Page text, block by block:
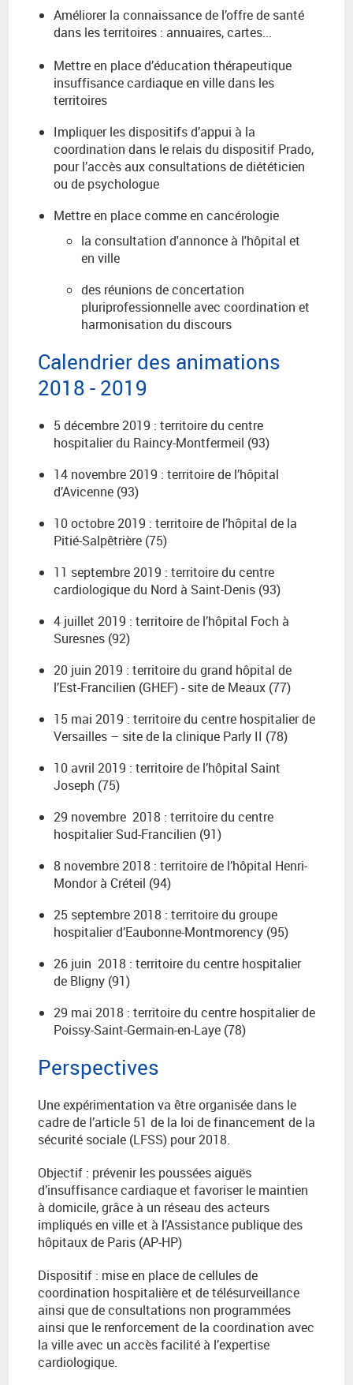
Améliorer la connaissance de l’offre de santé
dans les territoires : annuaires, cartes...
Mettre en place d’éducation thérapeutique
insuffisance cardiaque en ville dans les
territoires
Impliquer les dispositifs d’appui à la
coordination dans le relais du dispositif Prado,
pour l’accès aux consultations de diététicien
ou de psychologue
Mettre en place comme en cancérologie
la consultation d'annonce à l'hôpital et
en ville
des réunions de concertation
pluriprofessionnelle avec coordination et
harmonisation du discours
Calendrier des animations
2018 - 2019
5 décembre 2019 : territoire du centre
hospitalier du Raincy-Montfermeil (93)
14 novembre 2019 : territoire de l’hôpital
d’Avicenne (93)
10 octobre 2019 : territoire de l’hôpital de la
Pitié-Salpêtrière (75)
11 septembre 2019 : territoire du centre
cardiologique du Nord à Saint-Denis (93)
4 juillet 2019 : territoire de l’hôpital Foch à
Suresnes (92)
20 juin 2019 : territoire du grand hôpital de
l’Est-Francilien (GHEF) - site de Meaux (77)
15 mai 2019 : territoire du centre hospitalier de
Versailles – site de la clinique Parly II (78)
10 avril 2019 : territoire de l’hôpital Saint
Joseph (75)
29 novembre 2018 : territoire du centre
hospitalier Sud-Francilien (91)
8 novembre 2018 : territoire de l’hôpital Henri-
Mondor à Créteil (94)
25 septembre 2018 : territoire du groupe
hospitalier d’Eaubonne-Montmorency (95)
26 juin 2018 : territoire du centre hospitalier
de Bligny (91)
29 mai 2018 : territoire du centre hospitalier de
Poissy-Saint-Germain-en-Laye (78)
Perspectives
Une expérimentation va être organisée dans le
cadre de l’article 51 de la loi de financement de la
sécurité sociale (LFSS) pour 2018.
Objectif : prévenir les poussées aiguës
d’insuffisance cardiaque et favoriser le maintien
à domicile, grâce à un réseau des acteurs
impliqués en ville et à l’Assistance publique des
hôpitaux de Paris (AP-HP)
Dispositif : mise en place de cellules de
coordination hospitalière et de télésurveillance
ainsi que de consultations non programmées
ainsi que le renforcement de la coordination avec
la ville avec un accès facilité à l’expertise
cardiologique.